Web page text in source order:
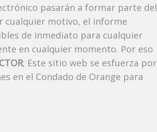
pasarán a formar parte del
cualquier motivo, el informe
de inmediato para cualquier
en cualquier momento. Por eso
; Este sitio web se esfuerza por
en el Condado de Orange para